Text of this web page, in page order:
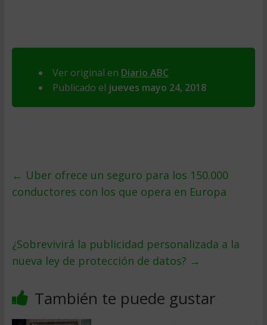
Ver original en Diario ABC
Publicado el jueves mayo 24, 2018
← Uber ofrece un seguro para los 150.000
conductores con los que opera en Europa
¿Sobrevivirá la publicidad personalizada a la
nueva ley de protección de datos? →
También te puede gustar